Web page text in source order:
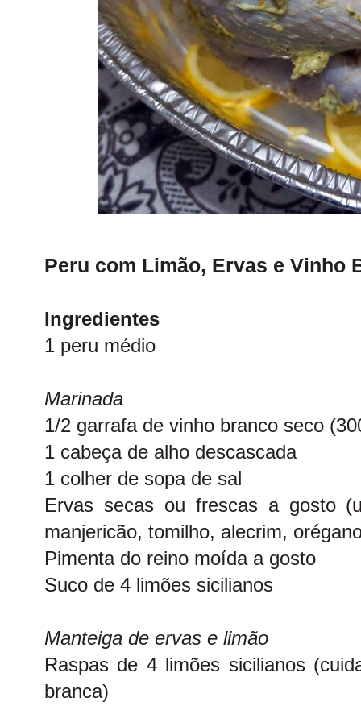
Peru com Limão, Ervas e Vinho
Ingredientes
1 peru médio
Marinada
1/2 garrafa de vinho branco seco
1 cabeça de alho descascada
1 colher de sopa de sal
Ervas secas ou frescas a gosto
manjericão, tomilho, alecrim,
Pimenta do reino moída a gosto
Suco de 4 limões sicilianos
Manteiga de ervas e limão
Raspas de 4 limões sicilianos
branca)